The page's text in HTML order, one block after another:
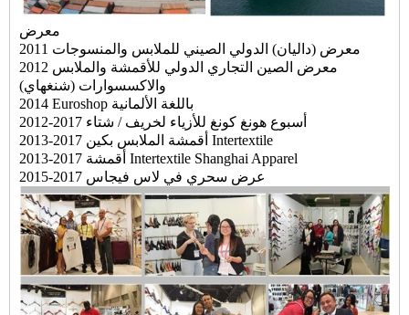
معرض
2011 معرض (داليان) الدولي الصيني للملابس والمنسوجات
2012 معرض الصين التجاري الدولي للأقمشة والملابس
والاكسسوارات (شنغهاي)
2014 Euroshop باللغة الألمانية
2012-2017 أسبوع هونغ كونغ للأزياء لخريف / شتاء
2013-2017 أقمشة الملابس بكين Intertextile
2013-2017 أقمشة Intertextile Shanghai Apparel
2015-2017 عرض سحري في لاس فيجاس